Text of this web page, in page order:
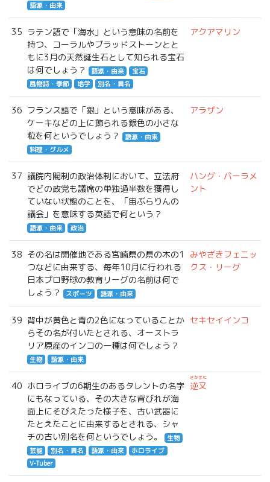
語源・由来
35 ラテン語で「海水」という意味の名前を
持つ、コーラルやブラッドストーンとと
もに3月の天然誕生石として知られる宝石
は何でしょう？
語源・由来
宝石
風物詩・季節
地学 別名・異名
アクアマリン
36 フランス語で「銀」という意味がある、
ケーキなどの上に飾られる銀色の小さな
粒を何というでしょう？
語源・由来
料理・グルメ
アラザン
37 議院内閣制の政治体制において、立法府
でどの政党も議席の単独過半数を獲得し
ていない状態のことを、「宙ぶらりんの
議会」を意味する英語で何という？
語源・由来 政治
ハング・パーラメ
ント
38 その名は開催地である宮崎県の県の木の1
つなどに由来する、毎年10月に行われる
日本プロ野球の教育リーグの名前は何で
しょう？
スポーツ 語源・由来
みやざきフェニッ
クス・リーグ
39 背中が黄色と青の2色になっていることか
らその名が付いたとされる、オーストラ
リア原産のインコの一種は何でしょう？
生物 語源・由来
セキセイインコ
40 ホロライブの6期生のあるタレントの名字
にもなっている、その大きな背びれが海
面上にそびえたった様子を、古い武器に
たとえたことに由来するとされる、シャ
チの古い別名を何というでしょう。
生物
芸能
別名・異名 語源・由来
ホロライブ
V-Tuber
逆又
さかまた